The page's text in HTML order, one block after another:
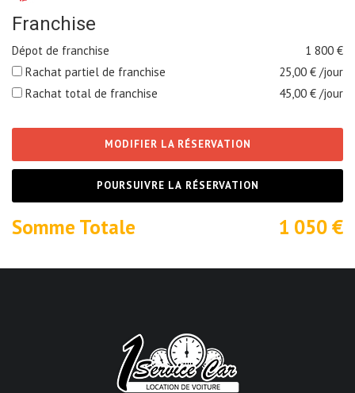
Franchise
Dépot de franchise 1 800 €
Rachat partiel de franchise
25,00 € /jour
Rachat total de franchise
45,00 € /jour
MODIFIER LA RÉSERVATION
POURSUIVRE LA RÉSERVATION
Somme Totale 1 050€